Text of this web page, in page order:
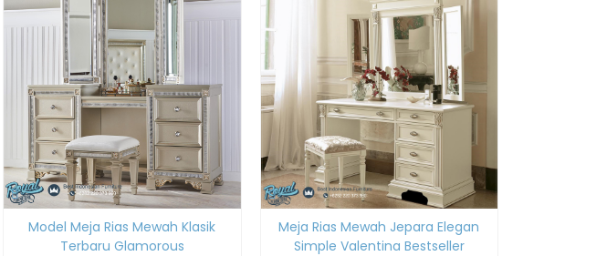
Model Meja Rias Mewah Klasik
Terbaru Glamorous
Meja Rias Mewah Jepara Elegan
Simple Valentina Bestseller